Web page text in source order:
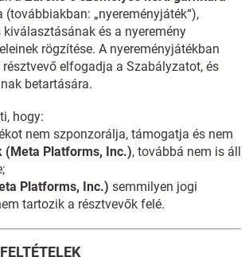
(továbbiakban: „nyereményjáték“),
és a nyeremény
rögzítése. A nyereményjátékban
elfogadja a Szabályzatot, és
betartására.
hogy:
nem szponzorálja, támogatja és nem
(Meta Platforms, Inc.), továbbá nem is áll
Platforms, Inc.) semmilyen jogi
tartozik a résztvevők felé.